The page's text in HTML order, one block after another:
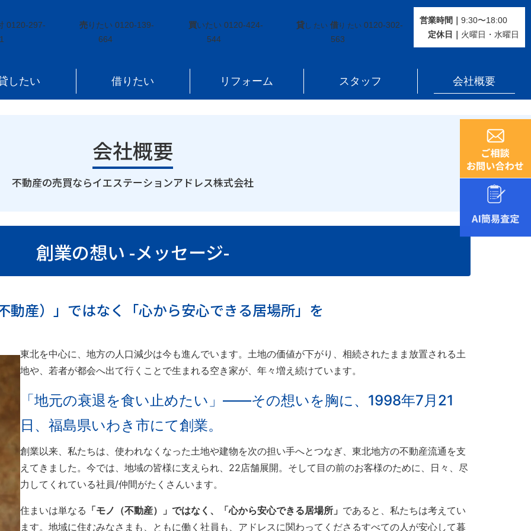
0120-297-
売りたい 0120-139-
664
買いたい 0120-424-
544
貸し たい 借り たい 0120-302-
563
営業時間｜ 9:30〜18:00
定休⽇｜ 火曜⽇・水曜⽇
したい 借りたい リフォーム スタッフ 会社概要
会社概要
｜
不動産の売買ならイエステーションアドレス株式会社
創業の想い -メッセージ-
動産）」ではなく「心から安心できる居場所」を
東北を中心に、地方の人口減少は今も進んでいます。土地の価値が下がり、相続されたまま放置される土
地や、若者が都会へ出て行くことで生まれる空き家が、年々増え続けています。
「地元の衰退を食い止めたい」——その想いを胸に、1998年7月21
日、福島県いわき市にて創業。
創業以来、私たちは、使われなくなった土地や建物を次の担い手へとつなぎ、東北地方の不動産流通を支
えてきました。今では、地域の皆様に支えられ、22店舗展開。そして目の前のお客様のために、日々、尽
力してくれている社員/仲間がたくさんいます。
住まいは単なる 「モノ（不動産）」ではなく、「心から安心できる居場所」 であると、私たちは考えてい
ます。地域に住むみなさまも、ともに働く社員も、アドレスに関わってくださるすべての人が安心して暮